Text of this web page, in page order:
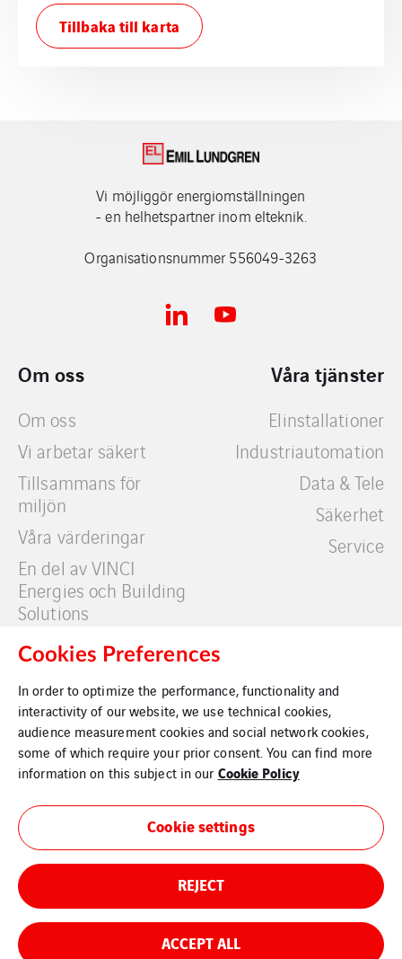
Tillbaka till karta
Vi möjliggör energiomställningen
- en helhetspartner inom elteknik.
Organisationsnummer 556049-3263
Om oss
Om oss
Vi arbetar säkert
Tillsammans för
miljön
Våra värderingar
En del av VINCI
Energies och Building
Solutions
Våra tjänster​
Elinstallationer
Industriautomation
Data & Tele
Säkerhet
Service
Våra kunder
Juridisk information
Privacy Policy
Cookies
Sitemap
Cookies Preferences
In order to optimize the performance, functionality and
interactivity of our website, we use technical cookies,
audience measurement cookies and social network cookies,
some of which require your prior consent. You can find more
information on this subject in our Cookie Policy
Cookie settings
REJECT
ACCEPT ALL